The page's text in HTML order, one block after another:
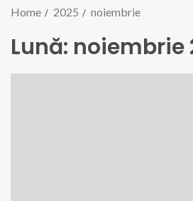
Home 2025 noiembrie
Lună: noiembrie